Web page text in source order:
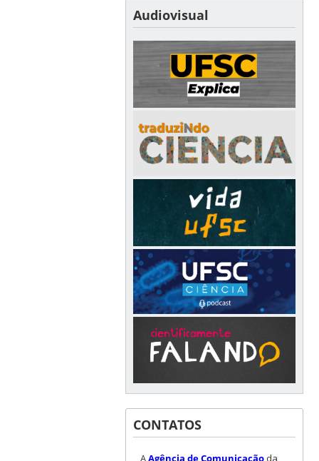
Audiovisual
CONTATOS
AAgência de Comunicaçãoda